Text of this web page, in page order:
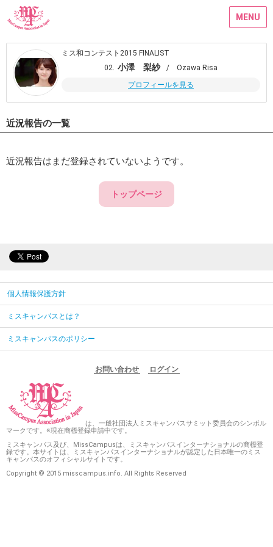
MENU
ミス和コンテスト2015 FINALIST
02. 小澤 梨紗
/ Ozawa Risa
プロフィールを見る
近況報告の一覧
近況報告はまだ登録されていないようです。
トップページ
個人情報保護方針
ミスキャンパスとは？
ミスキャンパスのポリシー
お問い合わせ ログイン
は、一般社団法人ミスキャンパスサミット委員会のシンボル
マークです。※現在商標登録申請中です。
ミスキャンパス及び、MissCampusは、ミスキャンパスインターナショナルの商標登
録です。本サイトは、ミスキャンパスインターナショナルが認定した日本唯一のミス
キャンパスのオフィシャルサイトです。
Copyright © 2015 misscampus.info. All Rights Reserved